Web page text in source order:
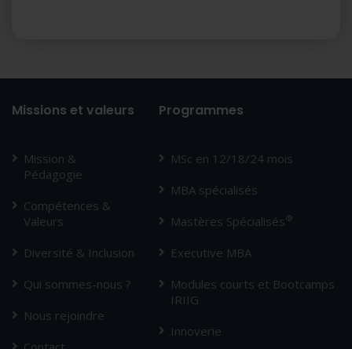
Missions et valeurs
Mission &
Pédagogie
Compétences &
Valeurs
Diversité & Inclusion
Qui sommes-nous ?
Nous rejoindre
Programmes
MSc en 12/18/24 mois
MBA spécialisés
Mastères Spécialisés®
Executive MBA
Modules courts et Bootcamps
IRIIG
Innoverie